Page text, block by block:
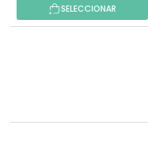
SELECCIONAR